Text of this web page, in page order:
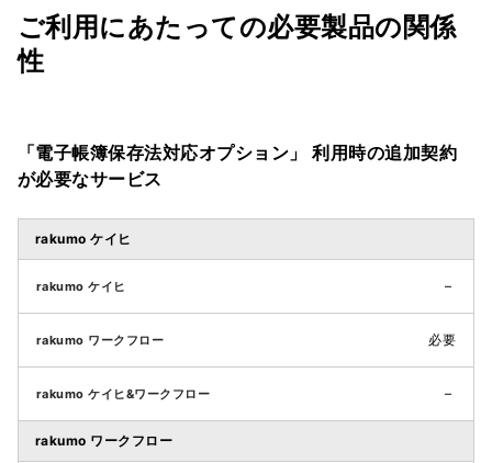
ご利用にあたっての必要製品の関係
性
「電子帳簿保存法対応オプション」 利用時の追加契約
が必要なサービス
rakumo ケイヒ
–
必要
–
rakumo ワークフロー